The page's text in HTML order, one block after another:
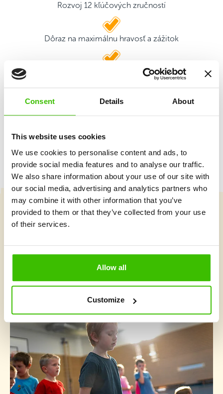
Consent Details About
This website uses cookies
We use cookies to personalise content and ads, to
provide social media features and to analyse our traffic.
We also share information about your use of our site with
our social media, advertising and analytics partners who
may combine it with other information that you’ve
provided to them or that they’ve collected from your use
of their services.
Allow all
Customize
Rozvoj 12 kľúčových zručností
Dôraz na maximálnu hravosť a zážitok
2 kvalifikovaní tréneri
Herný plán s motivačnými nálepkami
Čo je v Gymnathlone nové?